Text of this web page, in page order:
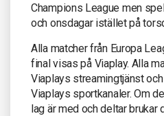
Champions League men
och onsdagar istället på
Alla matcher från Europa
final visas på Viaplay. Alla
Viaplays streamingtjänst
Viaplays sportkanaler. Om
lag är med och deltar brukar